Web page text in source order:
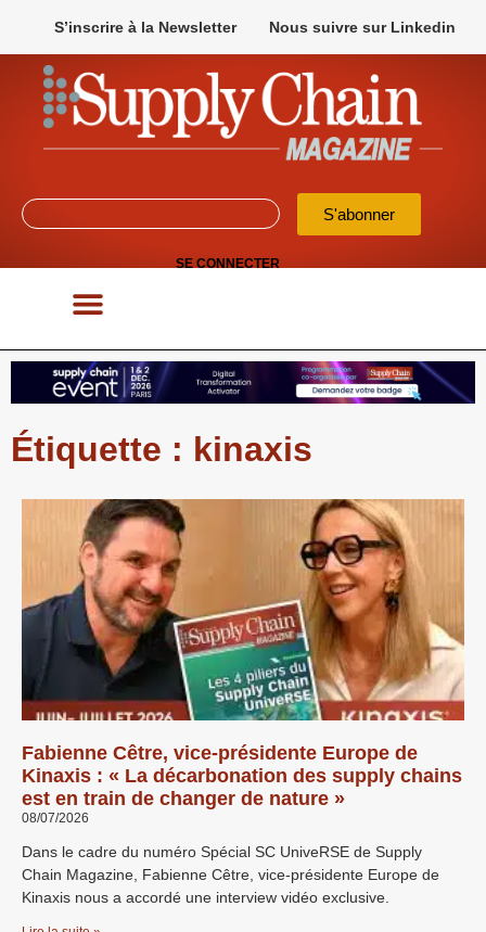
S’inscrire à la Newsletter Nous suivre sur Linkedin
S'abonner
SE CONNECTER
Étiquette : kinaxis
Fabienne Cêtre, vice-présidente Europe de
Kinaxis : « La décarbonation des supply chains
est en train de changer de nature »
08/07/2026
Dans le cadre du numéro Spécial SC UniveRSE de Supply
Chain Magazine, Fabienne Cêtre, vice-présidente Europe de
Kinaxis nous a accordé une interview vidéo exclusive.